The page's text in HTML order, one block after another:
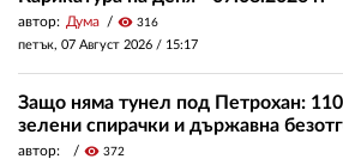
автор: Дума visibility 316
петък, 07 Август 2026 / 15:17
Защо няма тунел под Петрохан:
зелени спирачки и държавна
автор: visibility 372